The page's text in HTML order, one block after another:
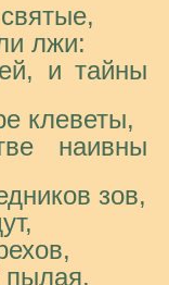
лжи:
и тайны
клеветы,
наивны
зов,